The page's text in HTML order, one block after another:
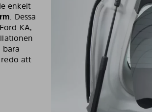
enkelt
. Dessa
KA,
att